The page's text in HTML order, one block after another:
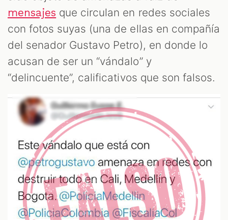
mensajes que circulan en redes sociales
con fotos suyas (una de ellas en compañía
del senador Gustavo Petro), en donde lo
acusan de ser un “vándalo” y
“delincuente”, calificativos que son falsos.